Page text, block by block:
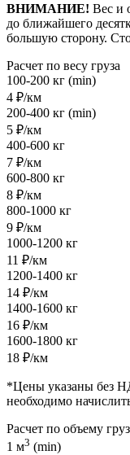
ВНИМАНИЕ! Вес и
до ближайшего
большую сторону.
Расчет по весу груза
100-200 кг (min)
4 ₽/км
200-400 кг (min)
5 ₽/км
400-600 кг
7 ₽/км
600-800 кг
8 ₽/км
800-1000 кг
9 ₽/км
1000-1200 кг
11 ₽/км
1200-1400 кг
14 ₽/км
1400-1600 кг
16 ₽/км
1600-1800 кг
18 ₽/км
*Цены указаны без
необходимо
Расчет по объему
1 м3 (min)